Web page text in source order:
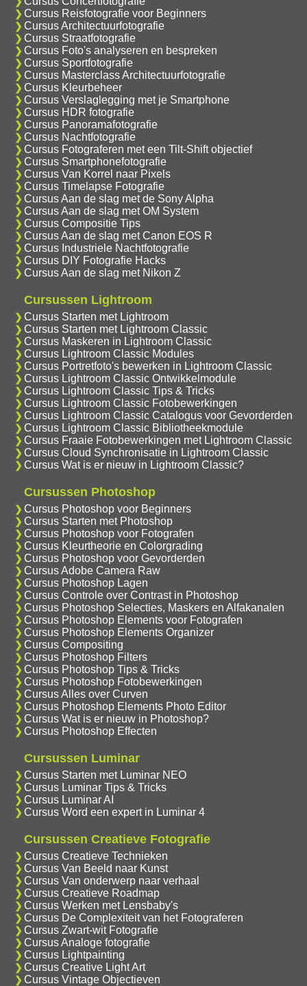
Cursus Reisfotografie voor Beginners
Cursus Architectuurfotografie
Cursus Straatfotografie
Cursus Foto's analyseren en bespreken
Cursus Sportfotografie
Cursus Masterclass Architectuurfotografie
Cursus Kleurbeheer
Cursus Verslaglegging met je Smartphone
Cursus HDR fotografie
Cursus Panoramafotografie
Cursus Nachtfotografie
Cursus Fotograferen met een Tilt-Shift objectief
Cursus Smartphonefotografie
Cursus Van Korrel naar Pixels
Cursus Timelapse Fotografie
Cursus Aan de slag met de Sony Alpha
Cursus Aan de slag met OM System
Cursus Compositie Tips
Cursus Aan de slag met Canon EOS R
Cursus Industriele Nachtfotografie
Cursus DIY Fotografie Hacks
Cursus Aan de slag met Nikon Z
Cursussen Lightroom
Cursus Starten met Lightroom
Cursus Starten met Lightroom Classic
Cursus Maskeren in Lightroom Classic
Cursus Lightroom Classic Modules
Cursus Portretfoto's bewerken in Lightroom Classic
Cursus Lightroom Classic Ontwikkelmodule
Cursus Lightroom Classic Tips & Tricks
Cursus Lightroom Classic Fotobewerkingen
Cursus Lightroom Classic Catalogus voor Gevorderden
Cursus Lightroom Classic Bibliotheekmodule
Cursus Fraaie Fotobewerkingen met Lightroom Classic
Cursus Cloud Synchronisatie in Lightroom Classic
Cursus Wat is er nieuw in Lightroom Classic?
Cursussen Photoshop
Cursus Photoshop voor Beginners
Cursus Starten met Photoshop
Cursus Photoshop voor Fotografen
Cursus Kleurtheorie en Colorgrading
Cursus Photoshop voor Gevorderden
Cursus Adobe Camera Raw
Cursus Photoshop Lagen
Cursus Controle over Contrast in Photoshop
Cursus Photoshop Selecties, Maskers en Alfakanalen
Cursus Photoshop Elements voor Fotografen
Cursus Photoshop Elements Organizer
Cursus Compositing
Cursus Photoshop Filters
Cursus Photoshop Tips & Tricks
Cursus Photoshop Fotobewerkingen
Cursus Alles over Curven
Cursus Photoshop Elements Photo Editor
Cursus Wat is er nieuw in Photoshop?
Cursus Photoshop Effecten
Cursussen Luminar
Cursus Starten met Luminar NEO
Cursus Luminar Tips & Tricks
Cursus Luminar AI
Cursus Word een expert in Luminar 4
Cursussen Creatieve Fotografie
Cursus Creatieve Technieken
Cursus Van Beeld naar Kunst
Cursus Van onderwerp naar verhaal
Cursus Creatieve Roadmap
Cursus Werken met Lensbaby's
Cursus De Complexiteit van het Fotograferen
Cursus Zwart-wit Fotografie
Cursus Analoge fotografie
Cursus Lightpainting
Cursus Creative Light Art
Cursus Vintage Objectieven